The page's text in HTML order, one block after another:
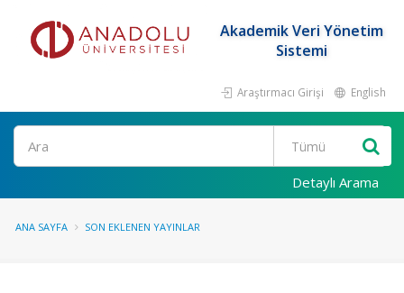
Akademik Veri Yönetim
Sistemi
Araştırmacı Girişi English
Ara
Detaylı Arama
ANA SAYFA SON EKLENEN YAYINLAR